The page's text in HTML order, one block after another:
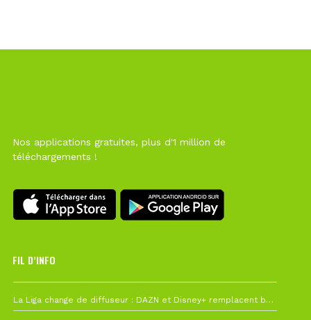
Nos applications gratuites, plus d'1 million de
téléchargements !
FIL D’INFO
La Liga change de diffuseur : DAZN et Disney+ remplacent beIN Sports !